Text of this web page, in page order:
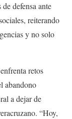
defensa ante
reiterando
y no solo
retos
abandono
a dejar de
“Hoy,